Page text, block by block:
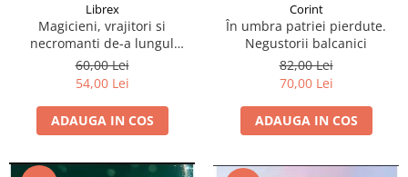
Librex
Magicieni, vrajitori si
necromanti de-a lungul
istoriei
60,00 Lei
54,00 Lei
ADAUGA IN COS
Corint
În umbra patriei pierdute.
Negustorii balcanici
82,00 Lei
70,00 Lei
ADAUGA IN COS